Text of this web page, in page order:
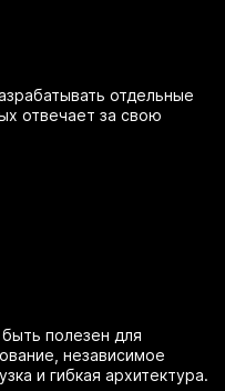
отдельные
отвечает за свою
полезен для
независимое
и гибкая архитектура.